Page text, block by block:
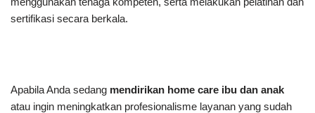
sertifikasi secara berkala.
Apabila Anda sedang mendirikan home care ibu dan anak
atau ingin meningkatkan profesionalisme layanan yang sudah